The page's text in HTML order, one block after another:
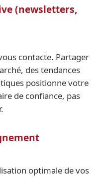
(newsletters,
contacte. Partager
des tendances
positionne votre
de confiance, pas
optimale de vos